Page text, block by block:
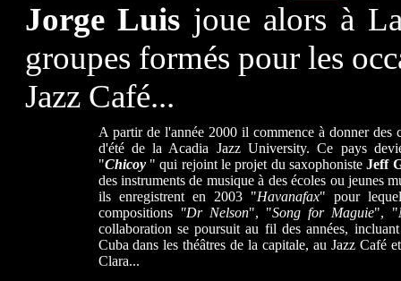
Jorge Luis joue alors à
groupes formés pour les
Jazz Café...
A partir de l'année 2000 il commence à donner des
d'été de la Acadia Jazz University. Ce pays
"Chicoy" qui rejoint le projet du saxophonisteJeff
des instruments de musique à des écoles ou jeunes
ils enregistrent en 2003 "Havanafax" pour
compositions "Dr Nelson", "Song for Maguie", "
collaboration se poursuit au fil des années,
Cuba dans les théâtres de la capitale, au Jazz Café
Clara...